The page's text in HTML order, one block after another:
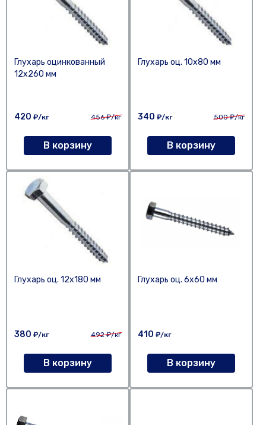
Глухарь оцинкованный
12х260 мм
420 ₽/кг 456₽/кг
В корзину
Глухарь оц. 10х80 мм
340 ₽/кг 500₽/кг
В корзину
Глухарь оц. 12х180 мм
380 ₽/кг 492₽/кг
В корзину
Глухарь оц. 6х60 мм
410 ₽/кг
В корзину